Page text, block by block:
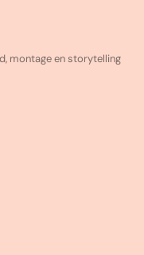
montage en storytelling